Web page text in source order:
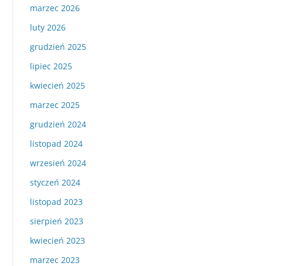
marzec 2026
luty 2026
grudzień 2025
lipiec 2025
kwiecień 2025
marzec 2025
grudzień 2024
listopad 2024
wrzesień 2024
styczeń 2024
listopad 2023
sierpień 2023
kwiecień 2023
marzec 2023